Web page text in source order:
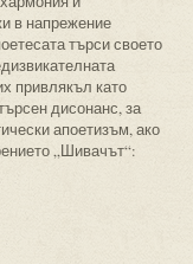
в напрежение
търси своето
привлякъл като
дисонанс, за
апоетизъм, ако
„Шивачът“: